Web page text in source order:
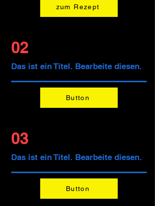
zum Rezept
02
Das ist ein Titel. Bearbeite diesen.
Button
03
Das ist ein Titel. Bearbeite diesen.
Button